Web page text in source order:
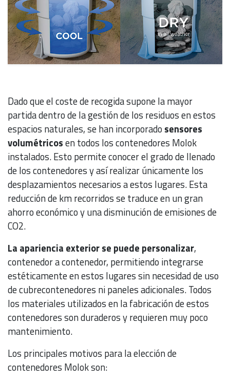
Dado que el coste de recogida supone la mayor
partida dentro de la gestión de los residuos en estos
espacios naturales, se han incorporado sensores
volumétricosen todos los contenedores Molok
instalados. Esto permite conocer el grado de llenado
de los contenedores y así realizar únicamente los
desplazamientos necesarios a estos lugares. Esta
reducción de km recorridos se traduce en un gran
ahorro económico y una disminución de emisiones de
CO2.
La apariencia exterior se puede personalizar,
contenedor a contenedor, permitiendo integrarse
estéticamente en estos lugares sin necesidad de uso
de cubrecontenedores ni paneles adicionales. Todos
los materiales utilizados en la fabricación de estos
contenedores son duraderos y requieren muy poco
mantenimiento.
Los principales motivos para la elección de
contenedores Molok son: